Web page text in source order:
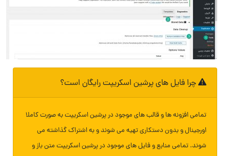
چرا فایل های پرشین اسکریپت رایگان است؟
تمامی افزونه ها و قالب های موجود در پرشین اسکریپت به صورت کاملا
اورجینال و بدون دستکاری تهیه می شوند و به اشتراک گذاشته می
شوند. تمامی منابع و فایل های موجود در پرشین اسکریپت متن باز و